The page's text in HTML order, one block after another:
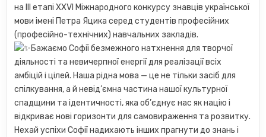
на ІІІ етапі ХХVІ Міжнародного конкурсу знавців української
мови імені Петра Яцика серед студентів професійних
(професійно-технічних) навчальних закладів.
Бажаємо Софії безмежного натхнення для творчої
діяльності та невичерпної енергії для реалізації всіх
амбіцій і цілей. Наша рідна мова — це не тільки засіб для
спілкування, а й невід’ємна частина нашої культурної
спадщини та ідентичності, яка об’єднує нас як націю і
відкриває нові горизонти для самовираження та розвитку.
Нехай успіхи Софії надихають інших прагнути до знань і